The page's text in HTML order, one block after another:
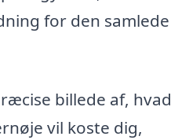
for den samlede
billede af, hvad
vil koste dig,